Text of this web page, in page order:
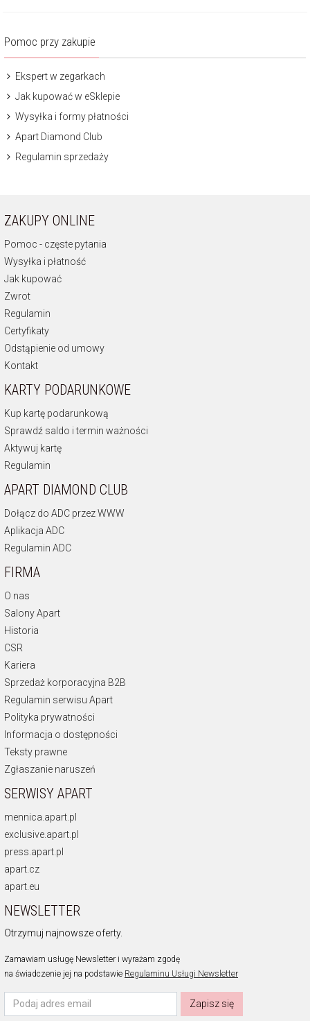
Pomoc przy zakupie
Ekspert w zegarkach
Jak kupować w eSklepie
Wysyłka i formy płatności
Apart Diamond Club
Regulamin sprzedaży
ZAKUPY ONLINE
Pomoc - częste pytania
Wysyłka i płatność
Jak kupować
Zwrot
Regulamin
Certyfikaty
Odstąpienie od umowy
Kontakt
KARTY PODARUNKOWE
Kup kartę podarunkową
Sprawdź saldo i termin ważności
Aktywuj kartę
Regulamin
APART DIAMOND CLUB
Dołącz do ADC przez WWW
Aplikacja ADC
Regulamin ADC
FIRMA
O nas
Salony Apart
Historia
CSR
Kariera
Sprzedaż korporacyjna B2B
Regulamin serwisu Apart
Polityka prywatności
Informacja o dostępności
Teksty prawne
Zgłaszanie naruszeń
SERWISY APART
mennica.apart.pl
exclusive.apart.pl
press.apart.pl
apart.cz
apart.eu
NEWSLETTER
Otrzymuj najnowsze oferty.
Zamawiam usługę Newsletter i wyrażam zgodę
na świadczenie jej na podstawie Regulaminu Usługi Newsletter
Zapisz się